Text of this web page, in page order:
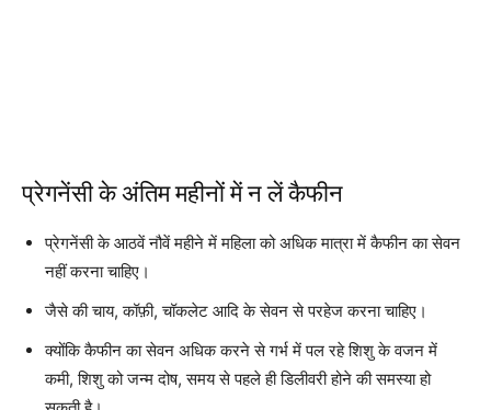
प्रेगनेंसी के अंतिम महीनों में न लें कैफीन
प्रेगनेंसी के आठवें नौवें महीने में महिला को अधिक मात्रा में कैफीन का सेवन
नहीं करना चाहिए।
जैसे की चाय, कॉफ़ी, चॉकलेट आदि के सेवन से परहेज करना चाहिए।
क्योंकि कैफीन का सेवन अधिक करने से गर्भ में पल रहे शिशु के वजन में
कमी, शिशु को जन्म दोष, समय से पहले ही डिलीवरी होने की समस्या हो